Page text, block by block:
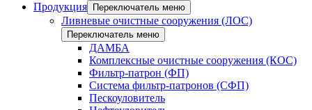
Продукция
Переключатель меню
Ливневые очистные сооружения (ЛОС)
Переключатель меню
ДАМБА
Комплексные очистные сооружения (КОС)
Фильтр-патрон (ФП)
Система фильтр-патронов (СФП)
Пескоуловитель